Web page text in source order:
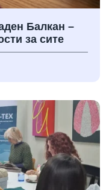
Балкан –
за сите